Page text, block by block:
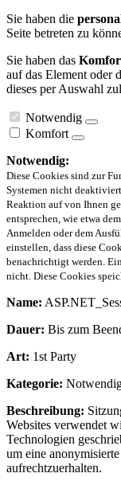
Sie haben die
Seite betreten zu
Sie haben das
auf das Element oder
dieses per Auswahl
Notwendig
Komfort
Notwendig:
Diese Cookies sind zur
Systemen nicht
Reaktion auf von Ihnen
entsprechen, wie etwa
Anmelden oder dem
einstellen, dass diese
benachrichtigt werden.
nicht. Diese Cookies
Name:
Dauer: Bis zum
Art: 1st Party
Kategorie:
Beschreibung:
Websites verwendet
Technologien
um eine
aufrechtzuerhalten.